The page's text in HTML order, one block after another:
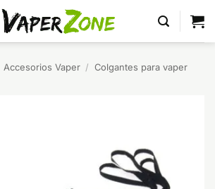
Accesorios Vaper / Colgantes para vaper